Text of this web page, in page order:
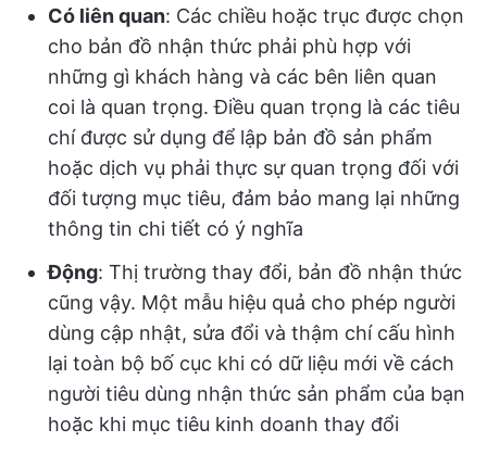
Có liên quan: Các chiều hoặc trục được chọn
cho bản đồ nhận thức phải phù hợp với
những gì khách hàng và các bên liên quan
coi là quan trọng. Điều quan trọng là các tiêu
chí được sử dụng để lập bản đồ sản phẩm
hoặc dịch vụ phải thực sự quan trọng đối với
đối tượng mục tiêu, đảm bảo mang lại những
thông tin chi tiết có ý nghĩa
Động: Thị trường thay đổi, bản đồ nhận thức
cũng vậy. Một mẫu hiệu quả cho phép người
dùng cập nhật, sửa đổi và thậm chí cấu hình
lại toàn bộ bố cục khi có dữ liệu mới về cách
người tiêu dùng nhận thức sản phẩm của bạn
hoặc khi mục tiêu kinh doanh thay đổi